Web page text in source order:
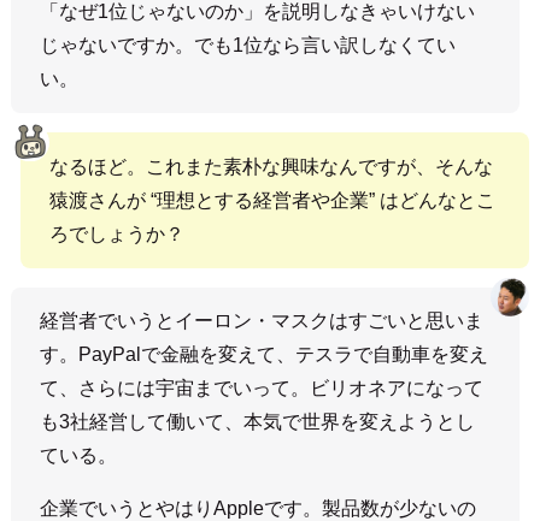
「なぜ1位じゃないのか」を説明しなきゃいけない
じゃないですか。でも1位なら言い訳しなくてい
い。
なるほど。これまた素朴な興味なんですが、そんな
猿渡さんが “理想とする経営者や企業” はどんなとこ
ろでしょうか？
経営者でいうとイーロン・マスクはすごいと思いま
す。PayPalで金融を変えて、テスラで自動車を変え
て、さらには宇宙までいって。ビリオネアになって
も3社経営して働いて、本気で世界を変えようとし
ている。
企業でいうとやはりAppleです。製品数が少ないの